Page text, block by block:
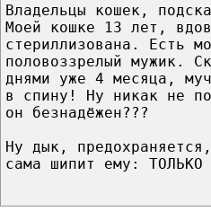
Владельцы кошек,
Моей кошке 13 лет,
стериллизована. Есть
половоззрелый мужик.
днями уже 4 месяца,
в спину! Ну никак не
он безнадёжен???
Ну дык,
сама шипит ему: